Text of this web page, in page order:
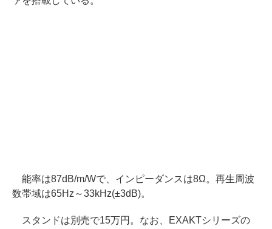
能率は87dB/m/Wで、インピーダンスは8Ω。再生周波
数帯域は65Hz～33kHz(±3dB)。
スタンドは別売で15万円。なお、EXAKTシリーズの